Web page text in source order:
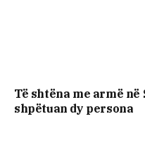
Të shtëna me armë
shpëtuan dy persona